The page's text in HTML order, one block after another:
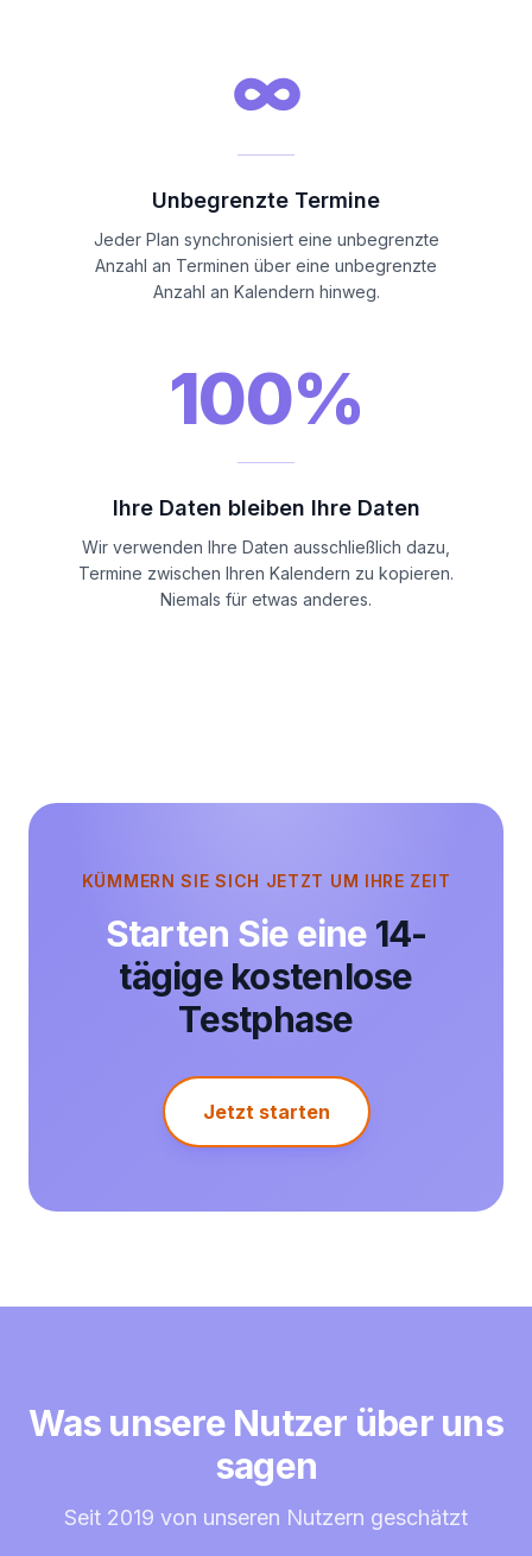
∞
Unbegrenzte Termine
Jeder Plan synchronisiert eine unbegrenzte
Anzahl an Terminen über eine unbegrenzte
Anzahl an Kalendern hinweg.
100%
Ihre Daten bleiben Ihre Daten
Wir verwenden Ihre Daten ausschließlich dazu,
Termine zwischen Ihren Kalendern zu kopieren.
Niemals für etwas anderes.
KÜMMERN SIE SICH JETZT UM IHRE ZEIT
Starten Sie eine 14-
tägige kostenlose
Testphase
Jetzt starten
Was unsere Nutzer über uns
sagen
Seit 2019 von unseren Nutzern geschätzt